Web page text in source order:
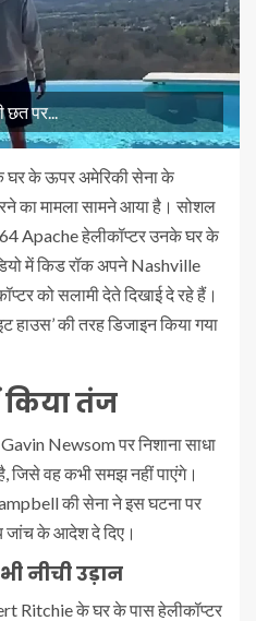
छत पर...
के ऊपर अमेरिकी सेना के
का मामला सामने आया है। सोशल
64 Apache हेलीकॉप्टर उनके घर के
में किड रॉक अपने Nashville
को सलामी देते दिखाई दे रहे हैं।
हाउस’ की तरह डिजाइन किया गया
किया तंज
Newsom पर निशाना साधा
जिसे वह कभी समझ नहीं पाएंगे।
की सेना ने इस घटना पर
जांच के आदेश दे दिए।
नीची उड़ान
Ritchie के घर के पास हेलीकॉप्टर